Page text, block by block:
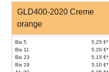
GLD400-2020 Creme
orange
Bis 5
5,25 €*
Bis 11
5,20 €*
Bis 23
5,15 €*
Bis 29
5,10 €*